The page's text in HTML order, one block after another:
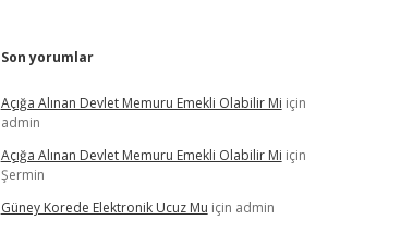
Son yorumlar
Açığa Alınan Devlet Memuru Emekli Olabilir Mi için
admin
Açığa Alınan Devlet Memuru Emekli Olabilir Mi için
Şermin
Güney Korede Elektronik Ucuz Mu için admin